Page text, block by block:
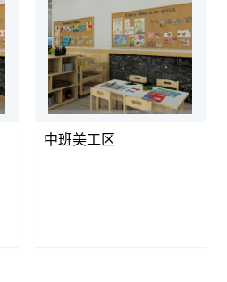
中班美工区